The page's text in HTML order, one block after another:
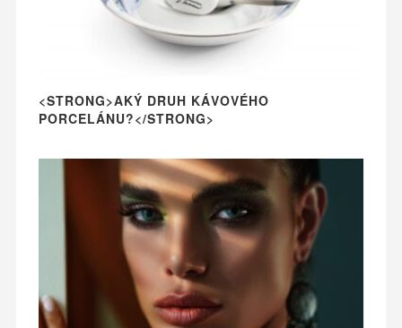
<STRONG>AKÝ DRUH KÁVOVÉHO
PORCELÁNU?</STRONG>